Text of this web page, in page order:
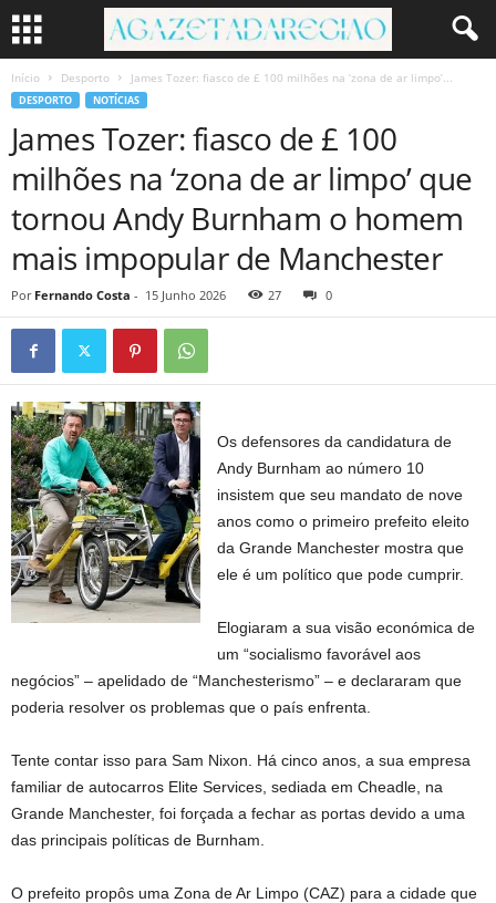
Início Desporto James Tozer: fiasco de £ 100 milhões na ‘zona de ar limpo’...
DESPORTO NOTÍCIAS
James Tozer: fiasco de £ 100
milhões na ‘zona de ar limpo’ que
tornou Andy Burnham o homem
mais impopular de Manchester
Por Fernando Costa - 15 Junho 2026 27 0
Os defensores da candidatura de
Andy Burnham ao número 10
insistem que seu mandato de nove
anos como o primeiro prefeito eleito
da Grande Manchester mostra que
ele é um político que pode cumprir.
Elogiaram a sua visão económica de
um “socialismo favorável aos
negócios” – apelidado de “Manchesterismo” – e declararam que
poderia resolver os problemas que o país enfrenta.
Tente contar isso para Sam Nixon. Há cinco anos, a sua empresa
familiar de autocarros Elite Services, sediada em Cheadle, na
Grande Manchester, foi forçada a fechar as portas devido a uma
das principais políticas de Burnham.
O prefeito propôs uma Zona de Ar Limpo (CAZ) para a cidade que